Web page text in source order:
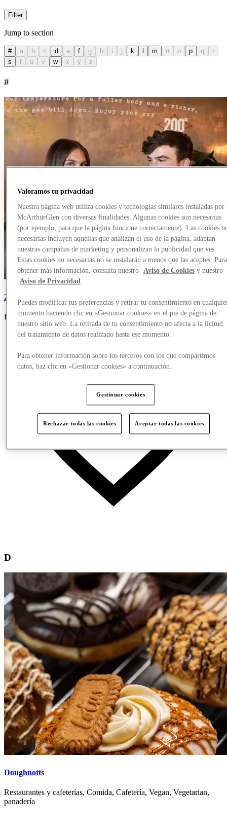
Filter
Jump to section
# a b c d e f g h i j k m n o p q
r
s
t u v w x y z
#
200 Degrees Coffee
Restaurantes y cafeterías, Comida, Cafetería, Té y café
D
Doughnotts
Restaurantes y cafeterías, Comida, Cafetería, Vegan, Vegetarian,
panadería
Valoramos tu privacidad
Nuestra página web utiliza cookies y tecnologías similares instaladas por
McArthurGlen con diversas finalidades. Algunas cookies son necesarias
(por ejemplo, para que la página funcione correctamente). Las cookies
necesarias incluyen aquellas que analizan el uso de la página, adaptan
nuestras campañas de marketing y personalizan la publicidad que ves.
Estas cookies no necesarias no se instalarán a menos que las aceptes. Para
obtener más información, consulta nuestro
Aviso de Cookies y nuestro
Aviso de Privacidad.
Puedes modificar tus preferencias y retirar tu consentimiento en
momento haciendo clic en «Gestionar cookies» en el pie de página de
nuestro sitio web. La retirada de tu consentimiento no afecta a la licitud
del tratamiento de datos realizado hasta ese momento.
Para obtener información sobre los terceros con los que compartimos
datos, haz clic en «Gestionar cookies» a continuación.
Gestionar cookies
Rechazar todas las cookies Aceptar todas las cookies